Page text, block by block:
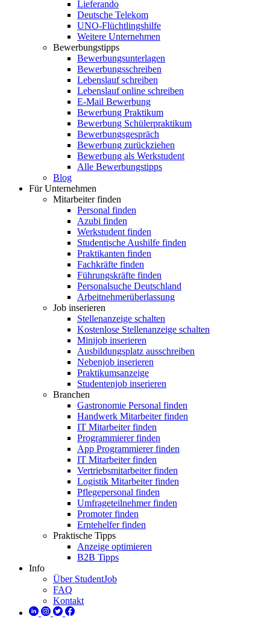
Lieferando
Deutsche Telekom
UNO-Flüchtlingshilfe
Weitere Unternehmen
Bewerbungstipps
Bewerbungsunterlagen
Bewerbungsschreiben
Lebenslauf schreiben
Lebenslauf online schreiben
E-Mail Bewerbung
Bewerbung Praktikum
Bewerbung Schülerpraktikum
Bewerbungsgespräch
Bewerbung zurückziehen
Bewerbung als Werkstudent
Alle Bewerbungstipps
Blog
Für Unternehmen
Mitarbeiter finden
Personal finden
Azubi finden
Werkstudent finden
Studentische Aushilfe finden
Praktikanten finden
Fachkräfte finden
Führungskräfte finden
Personalsuche Deutschland
Arbeitnehmerüberlassung
Job inserieren
Stellenanzeige schalten
Kostenlose Stellenanzeige schalten
Minijob inserieren
Ausbildungsplatz ausschreiben
Nebenjob inserieren
Praktikumsanzeige
Studentenjob inserieren
Branchen
Gastronomie Personal finden
Handwerk Mitarbeiter finden
IT Mitarbeiter finden
Programmierer finden
App Programmierer finden
IT Mitarbeiter finden
Vertriebsmitarbeiter finden
Logistik Mitarbeiter finden
Pflegepersonal finden
Umfrageteilnehmer finden
Promoter finden
Erntehelfer finden
Praktische Tipps
Anzeige optimieren
B2B Tipps
Info
Über StudentJob
FAQ
Kontakt